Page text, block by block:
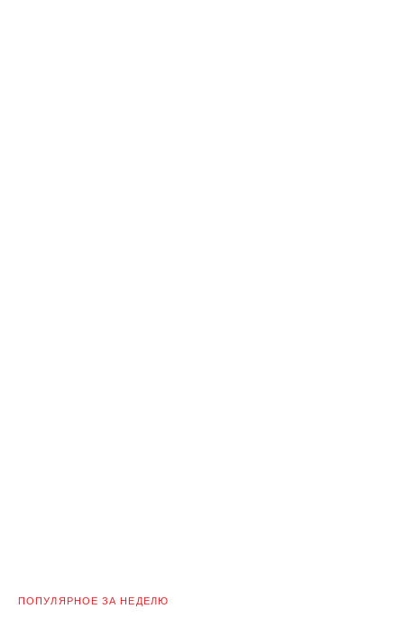
ПОПУЛЯРНОЕ ЗА НЕДЕЛЮ